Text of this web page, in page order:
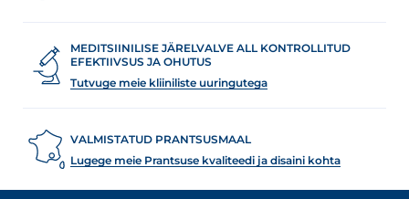
MEDITSIINILISE JÄRELVALVE ALL KONTROLLITUD
EFEKTIIVSUS JA OHUTUS
Tutvuge meie kliiniliste uuringutega
VALMISTATUD PRANTSUSMAAL
Lugege meie Prantsuse kvaliteedi ja disaini kohta